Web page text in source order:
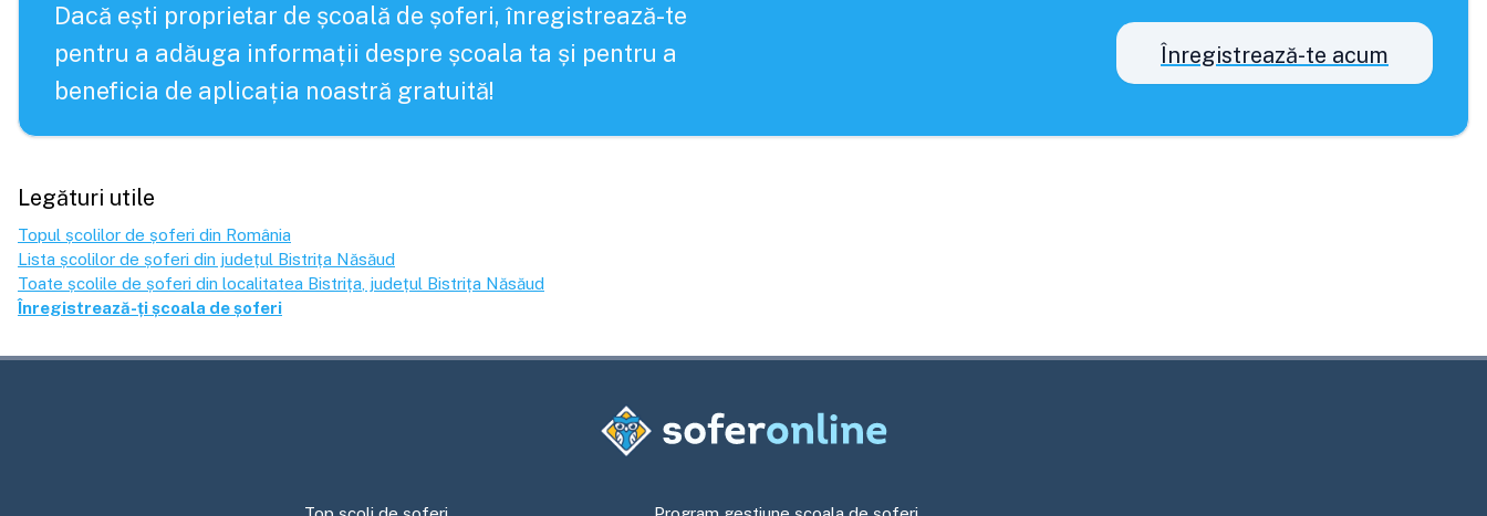
Dacă ești proprietar de școală de șoferi, înregistrează-te
pentru a adăuga informații despre școala ta și pentru a
beneficia de aplicația noastră gratuită!
Înregistrează-te acum
Legături utile
Topul școlilor de șoferi din România
Lista școlilor de șoferi din județul Bistrița Năsăud
Toate școlile de șoferi din localitatea Bistrița , județul Bistrița Năsăud
Înregistrează-ți școala de șoferi